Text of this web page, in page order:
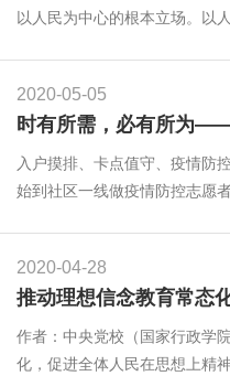
以人民为中心的根本立场。以
2020-05-05
时有所需，必有所为
入户摸排、卡点值守、疫情防
始到社区一线做疫情防控志愿
2020-04-28
推动理想信念教育常态
作者：中央党校（国家行政学
化，促进全体人民在思想上精